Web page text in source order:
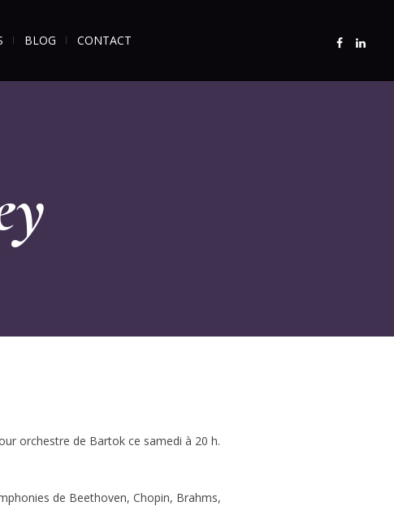
BLOG CONTACT
orchestre de Bartok ce samedi à 20 h.
de Beethoven, Chopin, Brahms,